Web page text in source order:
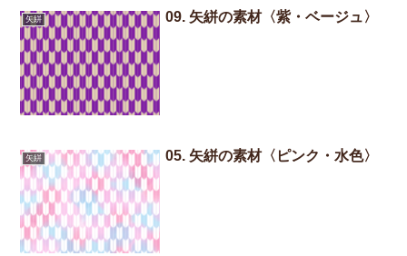
矢絣 09. 矢絣の素材〈紫・ベージュ〉
矢絣 05. 矢絣の素材〈ピンク・水色〉